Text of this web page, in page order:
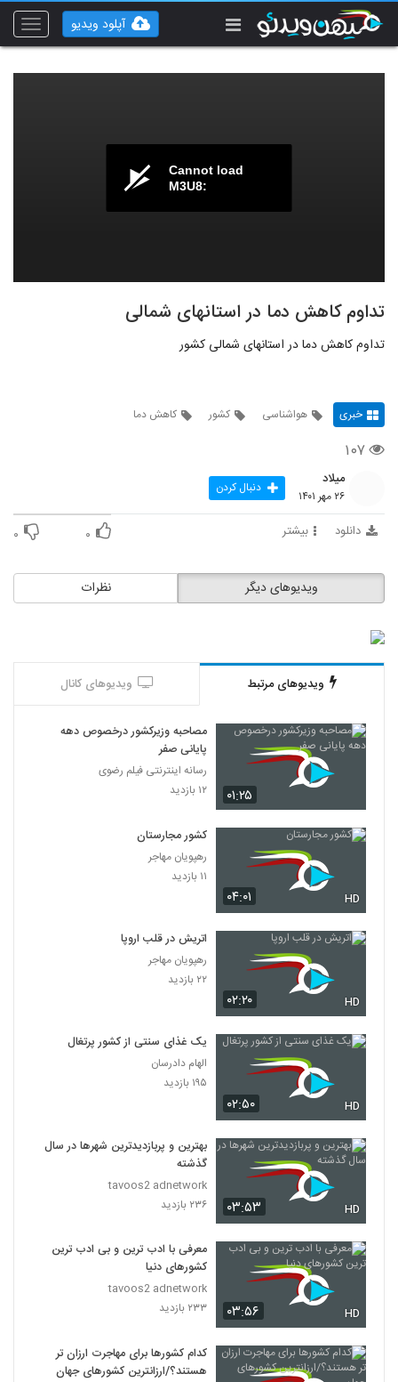
Toggle
آپلود ویدیو
Cannot load
M3U8:
تداوم کاهش دما در استانهای شمالی
تداوم کاهش دما در استانهای شمالی کشور
خبری هواشناسی کشور کاهش دما
۱۰۷
میلاد
۲۶ مهر ۱۴۰۱ دنبال کردن
دانلود بیشتر ۰ ۰
نظرات ویدیوهای دیگر
ویدیوهای مرتبط ویدیوهای کانال
۰۱:۲۵
مصاحبه وزیرکشور درخصوص دهه
پایانی صفر
رسانه اینترنتی فیلم رضوی
۱۲ بازدید
۰۴:۰۱ HD
کشور مجارستان
رهپویان مهاجر
۱۱ بازدید
۰۲:۲۰ HD
اتریش در قلب اروپا
رهپویان مهاجر
۲۲ بازدید
۰۲:۵۰ HD
یک غذای سنتی از کشور پرتغال
الهام دادرسان
۱۹۵ بازدید
۰۳:۵۳ HD
بهترین و پربازدیدترین شهرها در سال
گذشته
tavoos2 adnetwork
۲۳۶ بازدید
۰۳:۵۶ HD
معرفی با ادب ترین و بی ادب ترین
کشورهای دنیا
tavoos2 adnetwork
۲۳۳ بازدید
کدام کشورها برای مهاجرت ارزان تر
هستند؟/ارزانترین کشورهای جهان